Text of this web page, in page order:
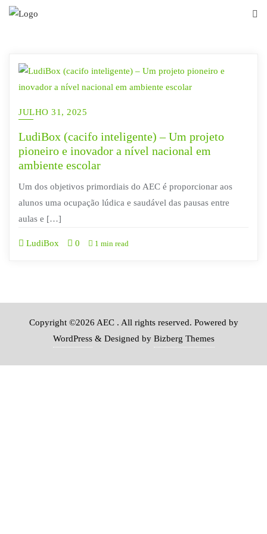
Skip
JULHO 31, 2025
LudiBox (cacifo inteligente) – Um projeto
pioneiro e inovador a nível nacional em
ambiente escolar
Um dos objetivos primordiais do AEC é proporcionar aos
alunos uma ocupação lúdica e saudável das pausas entre
aulas e […]
LudiBox 0 1 min read
Copyright ©2026 AEC . All rights reserved. Powered by
WordPress & Designed by Bizberg Themes